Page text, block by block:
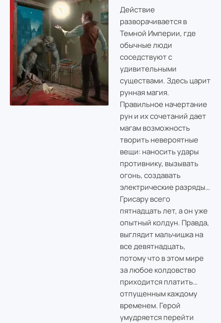
Действие
разворачивается в
Темной Империи, где
обычные люди
соседствуют с
удивительными
существами. Здесь царит
рунная магия.
Правильное начертание
рун и их сочетаний дает
магам возможность
творить невероятные
вещи: наносить удары
противнику, вызывать
огонь, создавать
электрические разряды…
Грисару всего
пятнадцать лет, а он уже
опытный колдун. Правда,
выглядит мальчишка на
все девятнадцать,
потому что в этом мире
за любое колдовство
приходится платить…
отпущенным каждому
временем. Герой
умудряется перейти